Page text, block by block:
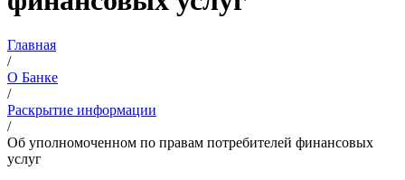
Главная
/
О Банке
/
Раскрытие информации
/
Об уполномоченном по правам потребителей финансовых
услуг